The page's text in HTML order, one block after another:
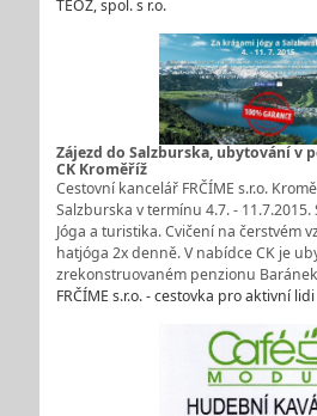
TEOZ, spol. s r.o.
Zájezd do Salzburska, ubytování v
CK Kroměříž
Cestovní kancelář FRČÍME s.r.o.
Salzburska v termínu 4.7. -
Jóga a turistika. Cvičení na čerstvém
hatjóga 2x denně. V nabídce CK je
zrekonstruovaném penzionu
FRČÍME s.r.o. - cestovka pro aktivní lidi